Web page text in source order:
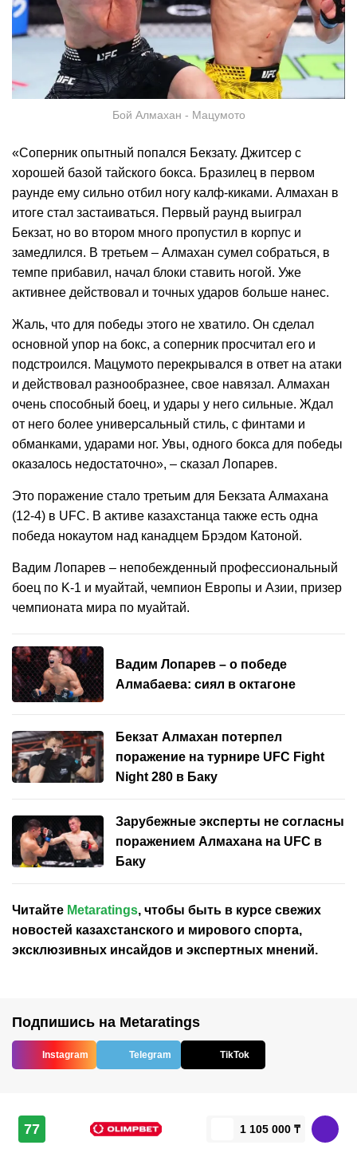
Бой Алмахан - Мацумото
«Соперник опытный попался Бекзату. Джитсер с
хорошей базой тайского бокса. Бразилец в первом
раунде ему сильно отбил ногу калф-киками. Алмахан в
итоге стал застаиваться. Первый раунд выиграл
Бекзат, но во втором много пропустил в корпус и
замедлился. В третьем – Алмахан сумел собраться, в
темпе прибавил, начал блоки ставить ногой. Уже
активнее действовал и точных ударов больше нанес.
Жаль, что для победы этого не хватило. Он сделал
основной упор на бокс, а соперник просчитал его и
подстроился. Мацумото перекрывался в ответ на атаки
и действовал разнообразнее, свое навязал. Алмахан
очень способный боец, и удары у него сильные. Ждал
от него более универсальный стиль, с финтами и
обманками, ударами ног. Увы, одного бокса для победы
оказалось недостаточно», – сказал Лопарев.
Это поражение стало третьим для Бекзата Алмахана
(12-4) в UFC. В активе казахстанца также есть одна
победа нокаутом над канадцем Брэдом Катоной.
Вадим Лопарев – непобежденный профессиональный
боец по K-1 и муайтай, чемпион Европы и Азии, призер
чемпионата мира по муайтай.
Вадим Лопарев – о победе
Алмабаева: сиял в октагоне
Бекзат Алмахан потерпел
поражение на турнире UFC Fight
Night 280 в Баку
Зарубежные эксперты не согласны
поражением Алмахана на UFC в
Баку
Читайте Metaratings, чтобы быть в курсе свежих
новостей казахстанского и мирового спорта,
эксклюзивных инсайдов и экспертных мнений.
Подпишись на Metaratings
Instagram Telegram TikTok
77 1 105 000 ₸